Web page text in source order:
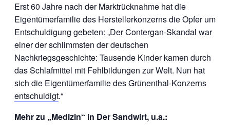
Erst 60 Jahre nach der Marktrücknahme hat die
Eigentümerfamilie des Herstellerkonzerns die Opfer um
Entschuldigung gebeten: „Der Contergan-Skandal war
einer der schlimmsten der deutschen
Nachkriegsgeschichte: Tausende Kinder kamen durch
das Schlafmittel mit Fehlbildungen zur Welt. Nun hat
sich die Eigentümerfamilie des Grünenthal-Konzerns
entschuldigt.“
Mehr zu „Medizin“ in Der Sandwirt, u.a.: